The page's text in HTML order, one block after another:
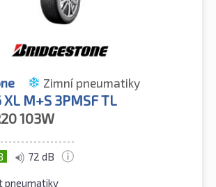
Zimní pneumatiky
M+S 3PMSF TL
103W
72 dB
pneumatiky